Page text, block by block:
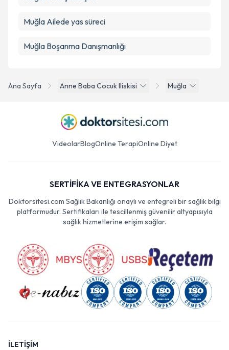
Ana Sayfa Anne Baba Cocuk Iliskisi Muğla
Muğla Ailede yas süreci
Muğla Boşanma Danışmanlığı
VideolarBlogOnline TerapiOnline Diyet
SERTİFİKA VE ENTEGRASYONLAR
Doktorsitesi.com Sağlık Bakanlığı onaylı ve entegreli bir sağlık bilgi
platformudur. Sertifikaları ile tescillenmiş güvenilir altyapısıyla
sağlık hizmetlerine erişim sağlar.
İLETİŞİM